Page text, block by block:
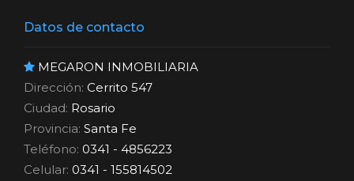
Datos de contacto
MEGARON INMOBILIARIA
Dirección: Cerrito 547
Ciudad: Rosario
Provincia: Santa Fe
Teléfono: 0341 - 4856223
Celular: 0341 - 155814502